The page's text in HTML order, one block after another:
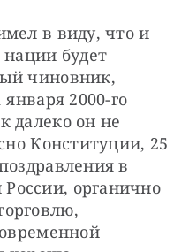
в виду, что и
нации будет
чиновник,
2000-го
далеко он не
Конституции, 25
в
органично